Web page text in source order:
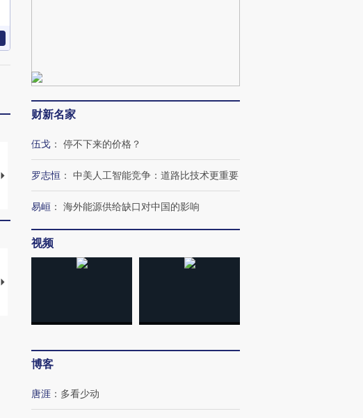
马航飞行员跨国走私7万
粒摇头丸 尿检体内含3种
视线｜被称为“蟑螂”的印
度Z世代 用街头抗争将教
育部长拱下台
视线｜“入侵”还是“人道危
机”？难民潮撕裂西班牙
【推广】走进第四届链博
财新名家
伍戈 ： 停不下来的价格？
罗志恒 ： 中美人工智能竞争：道路比技术更重要
易峘 ： 海外能源供给缺口对中国的影响
视频
博客
唐涯 ： 多看少动